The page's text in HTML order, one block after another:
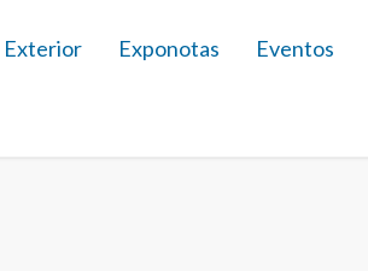
Exterior Exponotas Eventos